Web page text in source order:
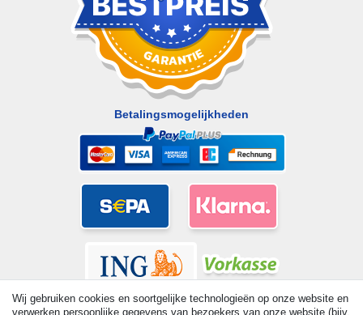
Betalingsmogelijkheden
Wij gebruiken cookies en soortgelijke technologieën op onze website en
verwerken persoonlijke gegevens van bezoekers van onze website (bijv.